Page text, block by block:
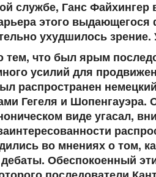
службе, Ганс Файхингер
этого выдающегося
ухудшилось
что был ярым
усилий для
распространен
Гегеля и Шопенгауэра.
виде угасал,
во мнениях о том,
Обеспокоенный